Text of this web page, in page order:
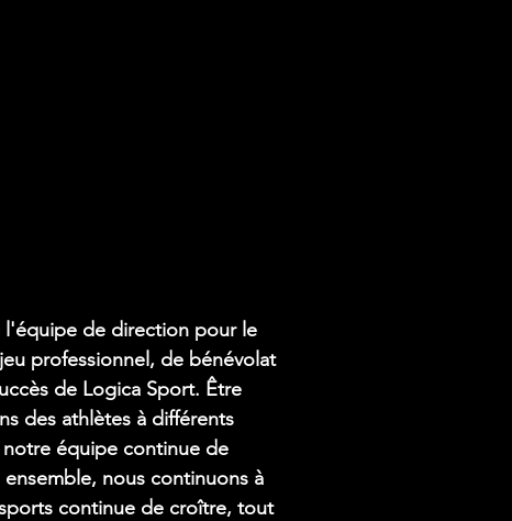
l'équipe de direction pour le
professionnel, de bénévolat
de Logica Sport. Être
des athlètes à différents
notre équipe continue de
nous continuons à
continue de croître, tout